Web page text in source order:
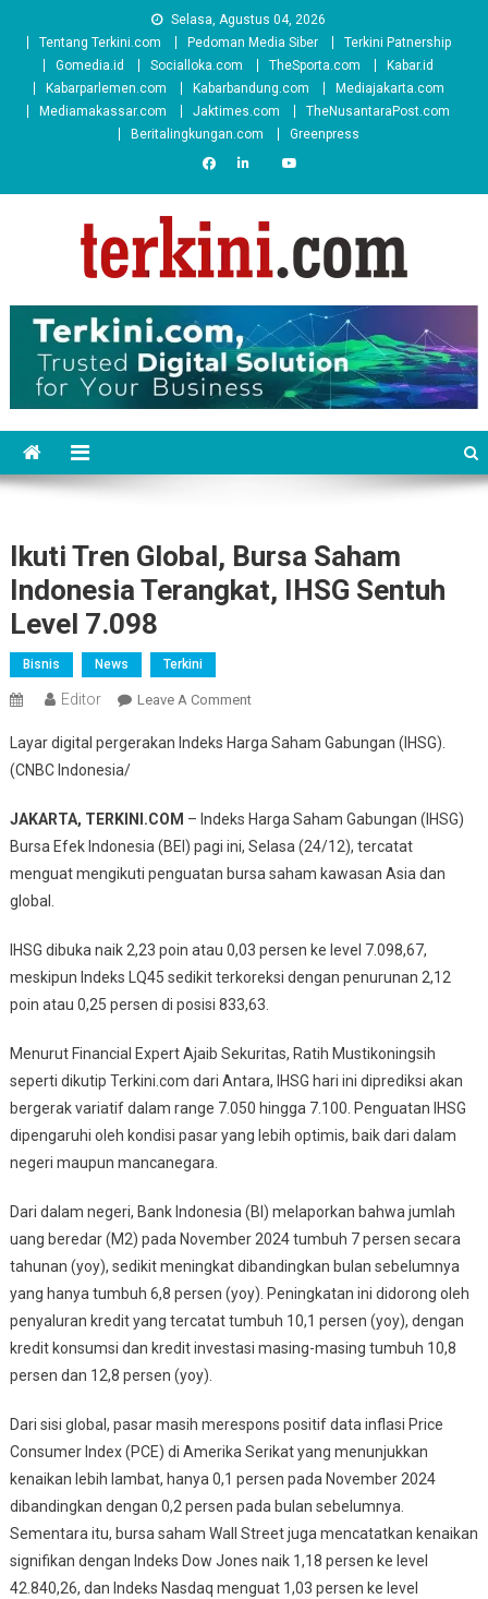
Selasa, Agustus 04, 2026
Tentang Terkini.com
Pedoman Media Siber
Terkini Patnership
Gomedia.id
Socialloka.com TheSporta.com
Kabar.id
Kabarparlemen.com
Kabarbandung.com
Mediajakarta.com
Mediamakassar.com
Jaktimes.com
TheNusantaraPost.com
Beritalingkungan.com
Greenpress
Ikuti Tren Global, Bursa Saham
Indonesia Terangkat, IHSG Sentuh
Level 7.098
Bisnis News Terkini
Editor Leave A CommentOn
Tren
Saham
Indonesia
Terangkat,
Level
7.098
Layar digital pergerakan Indeks Harga Saham Gabungan (IHSG).
(CNBC Indonesia/
JAKARTA, TERKINI.COM – Indeks Harga Saham Gabungan (IHSG)
Bursa Efek Indonesia (BEI) pagi ini, Selasa (24/12), tercatat
menguat mengikuti penguatan bursa saham kawasan Asia dan
global.
IHSG dibuka naik 2,23 poin atau 0,03 persen ke level 7.098,67,
meskipun Indeks LQ45 sedikit terkoreksi dengan penurunan 2,12
poin atau 0,25 persen di posisi 833,63.
Menurut Financial Expert Ajaib Sekuritas, Ratih Mustikoningsih
seperti dikutip Terkini.com dari Antara, IHSG hari ini diprediksi akan
bergerak variatif dalam range 7.050 hingga 7.100. Penguatan IHSG
dipengaruhi oleh kondisi pasar yang lebih optimis, baik dari dalam
negeri maupun mancanegara.
Dari dalam negeri, Bank Indonesia (BI) melaporkan bahwa jumlah
uang beredar (M2) pada November 2024 tumbuh 7 persen secara
tahunan (yoy), sedikit meningkat dibandingkan bulan sebelumnya
yang hanya tumbuh 6,8 persen (yoy). Peningkatan ini didorong oleh
penyaluran kredit yang tercatat tumbuh 10,1 persen (yoy), dengan
kredit konsumsi dan kredit investasi masing-masing tumbuh 10,8
persen dan 12,8 persen (yoy).
Dari sisi global, pasar masih merespons positif data inflasi Price
Consumer Index (PCE) di Amerika Serikat yang menunjukkan
kenaikan lebih lambat, hanya 0,1 persen pada November 2024
dibandingkan dengan 0,2 persen pada bulan sebelumnya.
Sementara itu, bursa saham Wall Street juga mencatatkan kenaikan
signifikan dengan Indeks Dow Jones naik 1,18 persen ke level
42.840,26, dan Indeks Nasdaq menguat 1,03 persen ke level